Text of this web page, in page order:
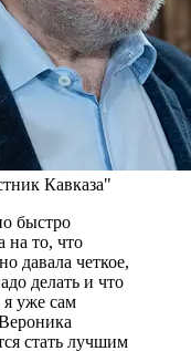
Кавказа"
быстро
на то, что
давала четкое,
делать и что
я уже сам
стать лучшим